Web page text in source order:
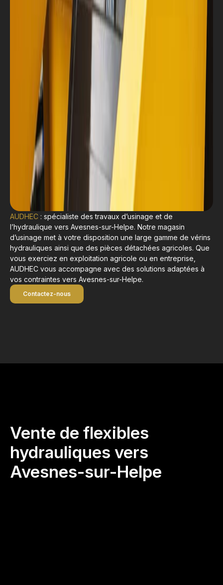
AUDHEC : spécialiste des travaux d’usinage et de
l’hydraulique vers Avesnes-sur-Helpe. Notre magasin
d’usinage met à votre disposition une large gamme de vérins
hydrauliques ainsi que des pièces détachées agricoles. Que
vous exerciez en exploitation agricole ou en entreprise,
AUDHEC vous accompagne avec des solutions adaptées à
vos contraintes vers Avesnes-sur-Helpe.
Contactez-nous
Vente de flexibles
hydrauliques vers
Avesnes-sur-Helpe